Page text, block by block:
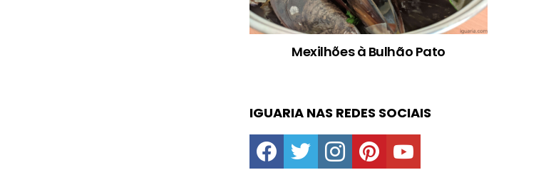
Mexilhões à Bulhão Pato
IGUARIA NAS REDES SOCIAIS
facebooktwitter instagrampinterestyoutube